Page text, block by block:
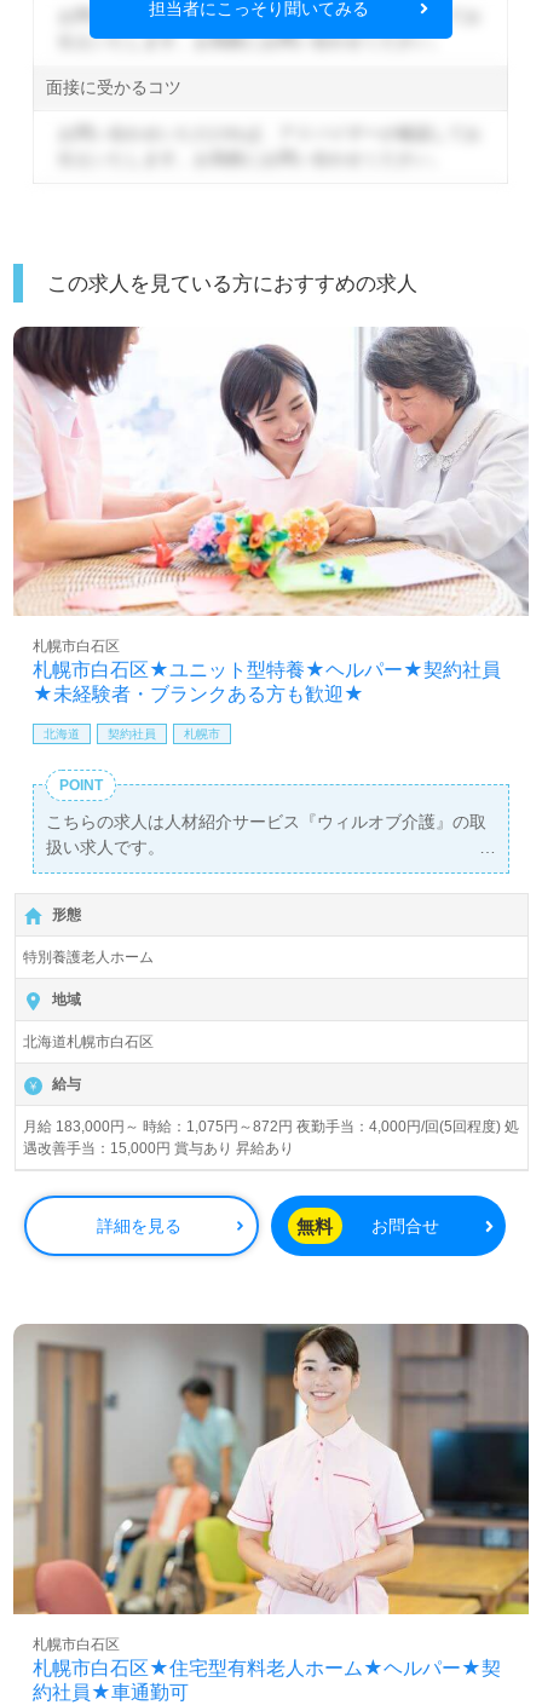
お問い合わせいただければ、アドバイザーが確認してお
伝えいたします。お気軽にお問い合わせください。
面接に受かるコツ
担当者にこっそり聞いてみる
この求人を見ている方におすすめの求人
札幌市白石区★ユニット型特養★ヘルパー★契約社員
★未経験者・ブランクある方も歓迎★
札幌市白石区
北海道 契約社員 札幌市
POINT
こちらの求人は人材紹介サービス『ウィルオブ介護』の取
扱い求人です。
詳細に関してお気軽にご相談ください♪
【無料】で皆さんの転職活動をサポートいたします。
形態
特別養護老人ホーム
地域
北海道札幌市白石区
給与
月給 183,000円～ 時給：1,075円～872円 夜勤手当：4,000円/回(5回程度) 処
遇改善手当：15,000円 賞与あり 昇給あり
詳細を見る 無料 お問合せ
札幌市白石区★住宅型有料老人ホーム★ヘルパー★契
約社員★車通勤可
札幌市白石区